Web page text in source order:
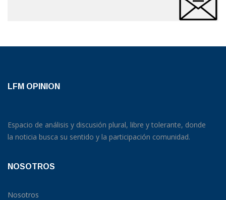
LFM OPINION
Espacio de análisis y discusión plural, libre y tolerante, donde
la noticia busca su sentido y la participación comunidad.
NOSOTROS
Nosotros